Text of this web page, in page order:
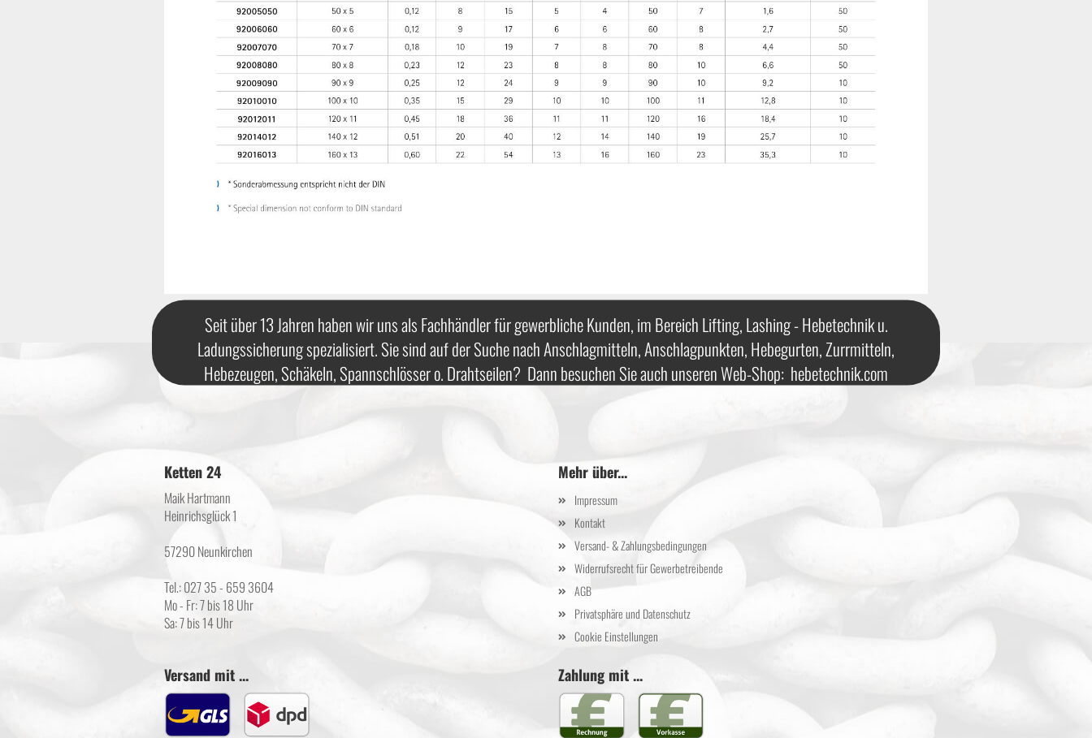
Seit über 13 Jahren haben wir uns als Fachhändler für gewerbliche Kunden, im Bereich Lifting, Lashing - Hebetechnik u.
Ladungssicherung spezialisiert. Sie sind auf der Suche nach Anschlagmitteln, Anschlagpunkten, Hebegurten, Zurrmitteln,
Hebezeugen, Schäkeln, Spannschlösser o. Drahtseilen? Dann besuchen Sie auch unseren Web-Shop: hebetechnik.com
Ketten 24
Maik Hartmann
Heinrichsglück 1
57290 Neunkirchen
Tel.: 027 35 - 659 3604
Mo - Fr: 7 bis 18 Uhr
Sa: 7 bis 14 Uhr
Mehr über...
Impressum
Kontakt
Versand- & Zahlungsbedingungen
Widerrufsrecht für Gewerbetreibende
AGB
Privatsphäre und Datenschutz
Cookie Einstellungen
Versand mit ... Zahlung mit ...